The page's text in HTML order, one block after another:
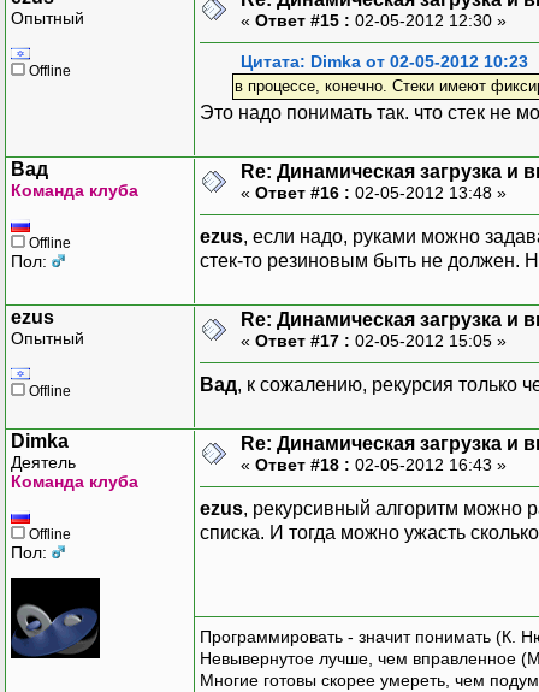
Опытный
Offline
« Ответ #15 : 02-05-2012 12:30 »
Цитата: Dimka от 02-05-2012 10:23
в процессе, конечно. Стеки имеют
Это надо понимать так. что стек не
Вад
Команда клуба
Offline
Пол:
Re: Динамическая загрузка и
« Ответ #16 : 02-05-2012 13:48 »
ezus, если надо, руками можно
стек-то резиновым быть не должен.
ezus
Опытный
Offline
Re: Динамическая загрузка и
« Ответ #17 : 02-05-2012 15:05 »
Вад, к сожалению, рекурсия только
Dimka
Деятель
Команда клуба
Offline
Пол:
Re: Динамическая загрузка и
« Ответ #18 : 02-05-2012 16:43 »
ezus, рекурсивный алгоритм можно
списка. И тогда можно ужасть
Программировать - значит понимать (К.
Невывернутое лучше, чем вправленное
Многие готовы скорее умереть, чем